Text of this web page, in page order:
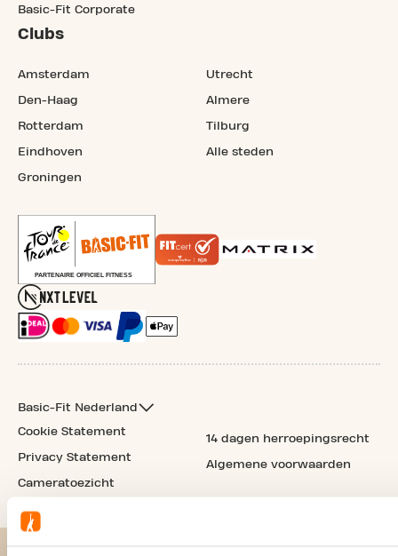
Basic-Fit Corporate
Clubs
Amsterdam
Den-Haag
Rotterdam
Eindhoven
Groningen
Utrecht
Almere
Tilburg
Alle steden
Basic-Fit Nederland
Cookie Statement
Privacy Statement
Cameratoezicht
14 dagen herroepingsrecht
Algemene voorwaarden